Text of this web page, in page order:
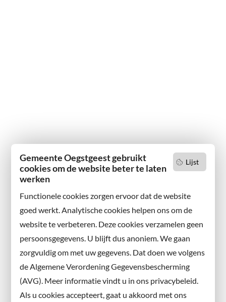
Lijst
Gemeente Oegstgeest gebruikt
cookies om de website beter te laten
werken
Functionele cookies zorgen ervoor dat de website
goed werkt. Analytische cookies helpen ons om de
website te verbeteren. Deze cookies verzamelen geen
persoonsgegevens. U blijft dus anoniem. We gaan
zorgvuldig om met uw gegevens. Dat doen we volgens
de Algemene Verordening Gegevensbescherming
(AVG). Meer informatie vindt u in ons privacybeleid.
Als u cookies accepteert, gaat u akkoord met ons